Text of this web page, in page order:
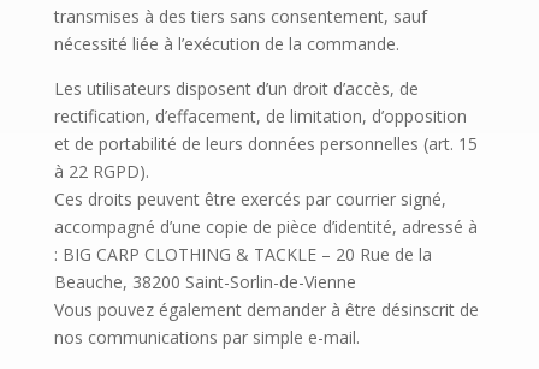
transmises à des tiers sans consentement, sauf
nécessité liée à l’exécution de la commande.
Les utilisateurs disposent d’un droit d’accès, de
rectification, d’effacement, de limitation, d’opposition
et de portabilité de leurs données personnelles (art. 15
à 22 RGPD).
Ces droits peuvent être exercés par courrier signé,
accompagné d’une copie de pièce d’identité, adressé à
: BIG CARP CLOTHING & TACKLE – 20 Rue de la
Beauche, 38200 Saint-Sorlin-de-Vienne
Vous pouvez également demander à être désinscrit de
nos communications par simple e-mail.